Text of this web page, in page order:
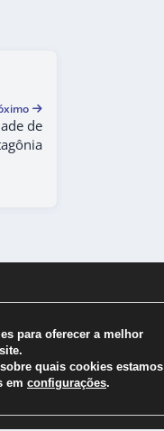
de
para oferecer a melhor
quais cookies estamos
em configurações.